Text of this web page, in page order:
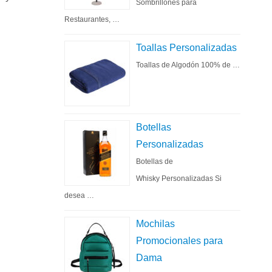
Sombrillones para
Restaurantes, …
Toallas Personalizadas
Toallas de Algodón 100% de …
Botellas
Personalizadas
Botellas de
Whisky Personalizadas Si
desea …
Mochilas
Promocionales para
Dama